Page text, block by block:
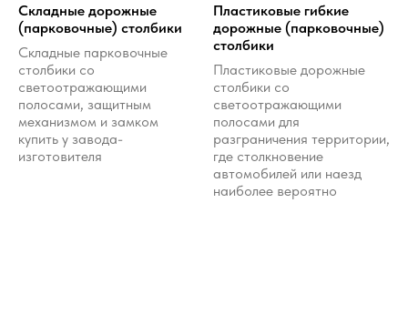
Складные дорожные
(парковочные) столбики
Складные парковочные
столбики со
светоотражающими
полосами, защитным
механизмом и замком
купить у завода-
изготовителя
Пластиковые гибкие
дорожные (парковочные)
столбики
Пластиковые дорожные
столбики со
светоотражающими
полосами для
разграничения территории,
где столкновение
автомобилей или наезд
наиболее вероятно